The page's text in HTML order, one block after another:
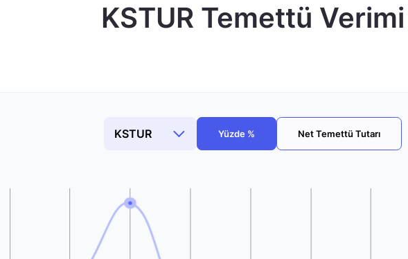
KSTUR Temettü Verimi
Yüzde % Net Temettü Tutarı